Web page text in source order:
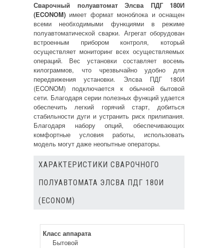
Сварочный полуавтомат Элсва ПДГ 180И
(ECONOM) имеет формат моноблока и оснащен
всеми необходимыми функциями в режиме
полуавтоматической сварки. Агрегат оборудован
встроенным прибором контроля, который
осуществляет мониторинг всех осуществляемых
операций. Вес установки составляет восемь
килограммов, что чрезвычайно удобно для
передвижения установки. Элсва ПДГ 180И
(ECONOM) подключается к обычной бытовой
сети. Благодаря серии полезных функций удается
обеспечить легкий горячий старт, добиться
стабильности дуги и устранить риск прилипания.
Благодаря набору опций, обеспечивающих
комфортные условия работы, использовать
модель могут даже неопытные операторы.
ХАРАКТЕРИСТИКИ СВАРОЧНОГО
ПОЛУАВТОМАТА ЭЛСВА ПДГ 180И
(ECONOM)
Класс аппарата
Бытовой